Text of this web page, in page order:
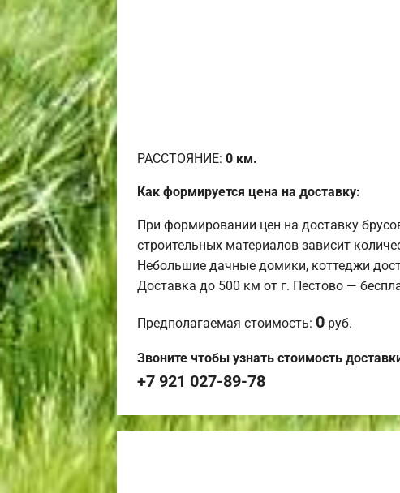
РАССТОЯНИЕ: 0 км.
Как формируется цена на доставку:
При формировании цен на доставку
строительных материалов зависит
Небольшие дачные домики, коттеджи
Доставка до 500 км от г. Пестово —
Предполагаемая стоимость: 0 руб.
Звоните чтобы узнать стоимость
+7 921 027-89-78